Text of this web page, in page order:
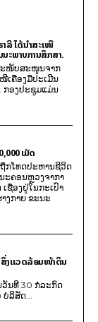
ລີ ໄດ້ນຳສະເໜີ
ະພາບການສຶກສາ.
ະໜັບສະໜູນຈາກ
ເຄື່ອງມືປະເມີນ
ກອງປະຊຸມແມ່ນ
ເມັດ
ຖືກໂທດປະຫານຊີວິດ
ະຄອນຫຼວງຈາກາ
ຊື່ອງຢູ່ໃນກະເປົາ
ງກາຍ ຂະນະ
ງແວດລ້ອມໜ້າດິນ
ວັນທີ 30 ກໍລະກົດ
ລິສັດ...